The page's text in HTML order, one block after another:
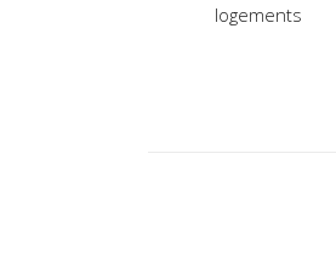
logements